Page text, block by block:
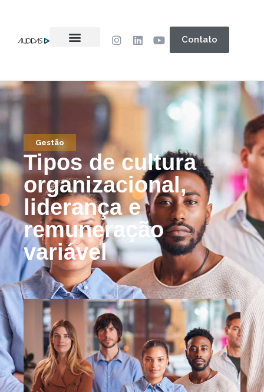
Contato
Gestão
Tipos de cultura
organizacional,
liderança e
remuneração
variável